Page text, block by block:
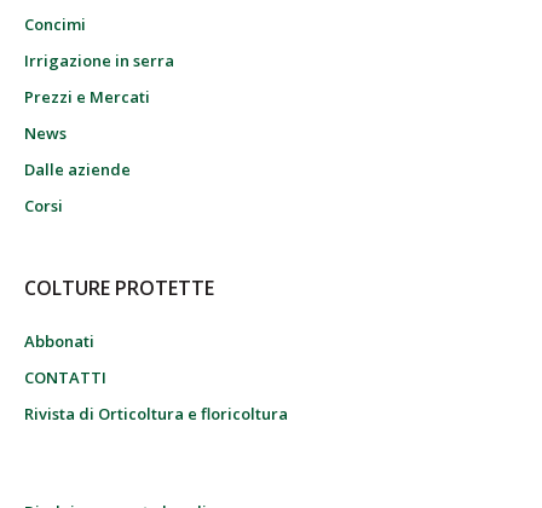
Concimi
Irrigazione in serra
Prezzi e Mercati
News
Dalle aziende
Corsi
COLTURE PROTETTE
Abbonati
CONTATTI
Rivista di Orticoltura e floricoltura